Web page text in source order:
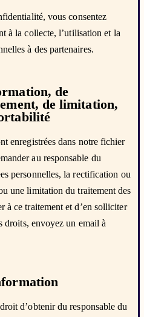
vous consentez
à la collecte, l’utilisation et la
à des partenaires.
de
de limitation,
enregistrées dans notre fichier
au responsable du
personnelles, la rectification ou
une limitation du traitement des
à ce traitement et d’en solliciter
droits, envoyez un email à
d’obtenir du responsable du